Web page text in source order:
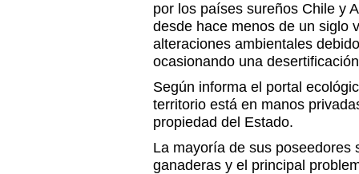
por los países sureños Chile y
desde hace menos de un siglo
alteraciones ambientales
ocasionando una
Según informa el portal
territorio está en manos
propiedad del Estado.
La mayoría de sus poseedores
ganaderas y el principal